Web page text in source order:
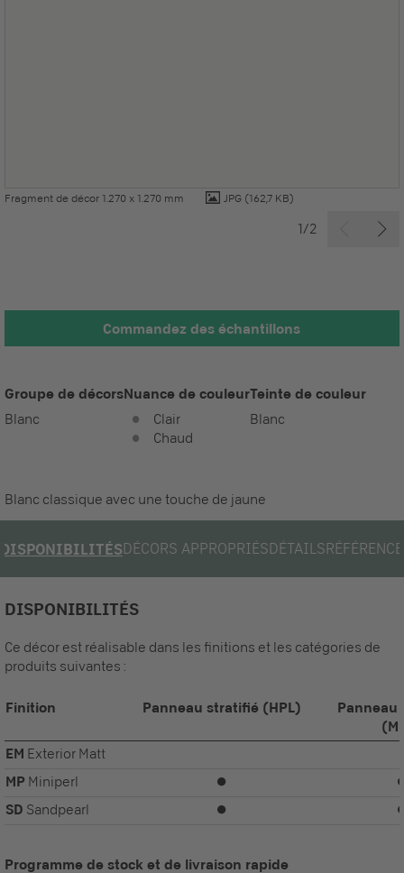
Fragment de décor 1.270 x 1.270 mm JPG (162,7 KB)
1/2
Commandez des échantillons
Groupe de décors
Blanc
Nuance de couleur
Clair
Chaud
Teinte de couleur
Blanc
Blanc classique avec une touche de jaune
DISPONIBILITÉSDÉCORS APPROPRIÉSDÉTAILS
DISPONIBILITÉS
Ce décor est réalisable dans les finitions et les catégories de
produits suivantes :
Finition Panneau stratifié (HPL)
Panneau
EM Exterior Matt
MP Miniperl ⏺
SD Sandpearl ⏺
Programme de stock et de livraison rapide